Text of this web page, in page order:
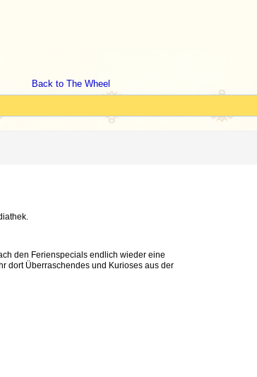
Back to The Wheel
den Ferienspecials endlich wieder eine
dort Überraschendes und Kurioses aus der